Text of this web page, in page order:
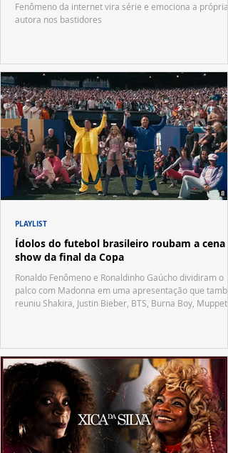
Fenômeno da internet vira série e emociona a própria
autora nos bastidores
Ídolos do futebol brasileiro roubam a cena
show da final da Copa
Ronaldo Fenômeno e Ronaldinho Gaúcho dividiram o
palco com Madonna em uma apresentação que
reuniu Shakira, Justin Bieber, BTS, Burna Boy, Muppets,
PLAYLIST